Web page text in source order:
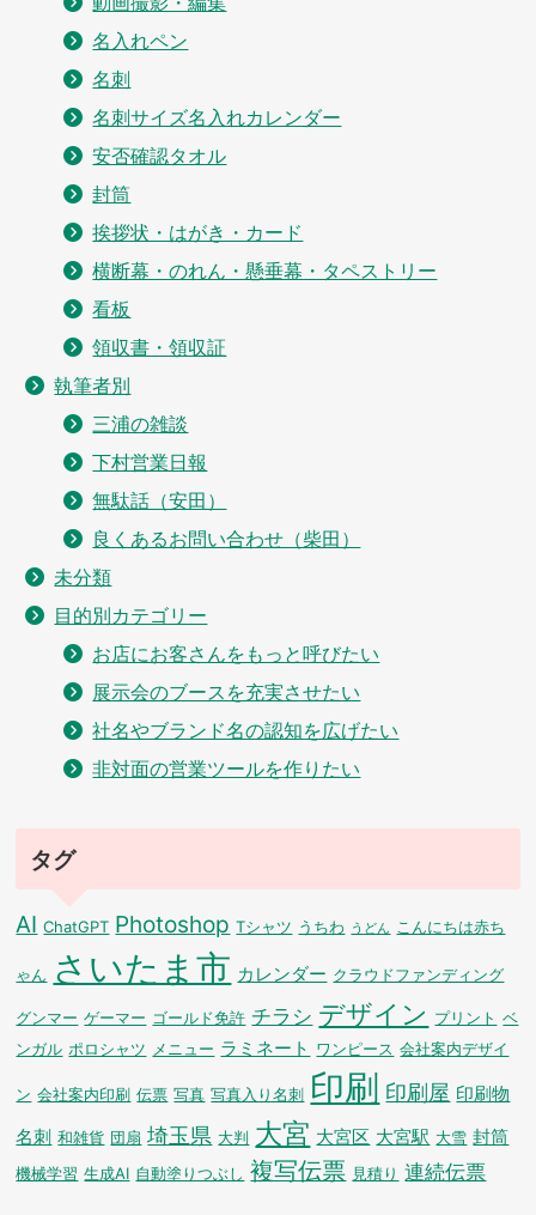
名入れペン
名刺
名刺サイズ名入れカレンダー
安否確認タオル
封筒
挨拶状・はがき・カード
横断幕・のれん・懸垂幕・タペストリー
看板
領収書・領収証
執筆者別
三浦の雑談
下村営業日報
無駄話（安田）
良くあるお問い合わせ（柴田）
未分類
目的別カテゴリー
お店にお客さんをもっと呼びたい
展示会のブースを充実させたい
社名やブランド名の認知を広げたい
非対面の営業ツールを作りたい
タグ
AI ChatGPT Photoshop Tシャツ うちわ うどん こんにちは赤ち
ゃん さいたま市 カレンダー クラウドファンディング
グンマー ゲーマー ゴールド免許 チラシ デザイン プリント ベ
ンガル ポロシャツ メニュー ラミネート ワンピース 会社案内デザイ
ン 会社案内印刷 伝票 写真 写真入り名刺 印刷 印刷屋 印刷物
名刺 和雑貨 団扇 埼玉県 大判 大宮 大宮区 大宮駅 大雪 封筒
機械学習 生成AI 自動塗りつぶし 複写伝票 見積り 連続伝票